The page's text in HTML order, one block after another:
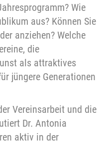
Wie
aus? Können Sie
anziehen? Welche
die
als attraktives
jüngere Generationen
Vereinsarbeit und die
Dr. Antonia
aktiv in der